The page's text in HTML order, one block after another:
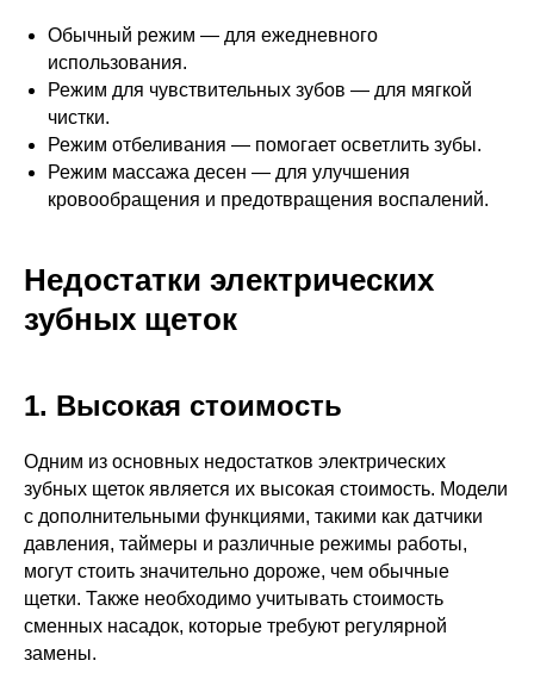
Обычный режим — для ежедневного
использования.
Режим для чувствительных зубов — для мягкой
чистки.
Режим отбеливания — помогает осветлить зубы.
Режим массажа десен — для улучшения
кровообращения и предотвращения воспалений.
Недостатки электрических
зубных щеток
1. Высокая стоимость
Одним из основных недостатков электрических
зубных щеток является их высокая стоимость. Модели
с дополнительными функциями, такими как датчики
давления, таймеры и различные режимы работы,
могут стоить значительно дороже, чем обычные
щетки. Также необходимо учитывать стоимость
сменных насадок, которые требуют регулярной
замены.